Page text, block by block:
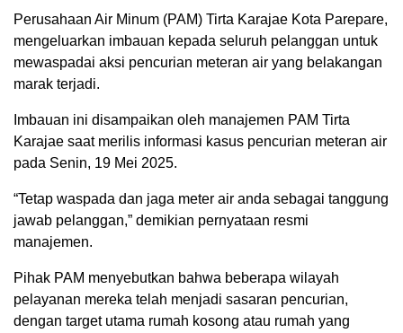
Perusahaan Air Minum (PAM) Tirta Karajae Kota Parepare,
mengeluarkan imbauan kepada seluruh pelanggan untuk
mewaspadai aksi pencurian meteran air yang belakangan
marak terjadi.
Imbauan ini disampaikan oleh manajemen PAM Tirta
Karajae saat merilis informasi kasus pencurian meteran air
pada Senin, 19 Mei 2025.
“Tetap waspada dan jaga meter air anda sebagai tanggung
jawab pelanggan,” demikian pernyataan resmi
manajemen.
Pihak PAM menyebutkan bahwa beberapa wilayah
pelayanan mereka telah menjadi sasaran pencurian,
dengan target utama rumah kosong atau rumah yang